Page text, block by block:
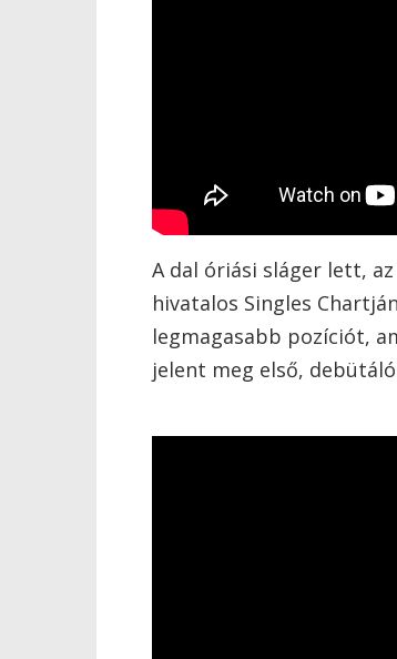
A dal óriási sláger lett,
hivatalos Singles
legmagasabb pozíciót,
jelent meg első,